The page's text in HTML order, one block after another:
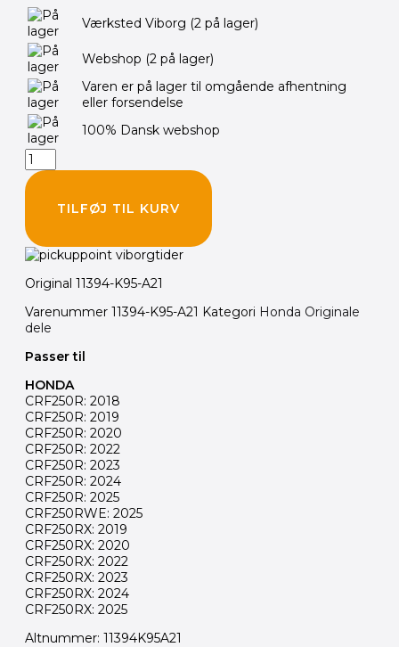
Værksted Viborg (2 på lager)
Webshop (2 på lager)
Varen er på lager til omgående afhentning
eller forsendelse
100% Dansk webshop
HONDA
Original
pakning,
h.
afskærmning
(sidedæksel)
CRF250R
2018+
antal
TILFØJ TIL KURV
Original 11394-K95-A21
Varenummer 11394-K95-A21 Kategori Honda Originale
dele
Passer til
HONDA
CRF250R: 2018
CRF250R: 2019
CRF250R: 2020
CRF250R: 2022
CRF250R: 2023
CRF250R: 2024
CRF250R: 2025
CRF250RWE: 2025
CRF250RX: 2019
CRF250RX: 2020
CRF250RX: 2022
CRF250RX: 2023
CRF250RX: 2024
CRF250RX: 2025
Altnummer: 11394K95A21